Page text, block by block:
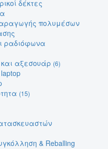
δέκτες
πολυμέσων
ραδιόφωνα
και αξεσουάρ (6)
(15)
& Reballing